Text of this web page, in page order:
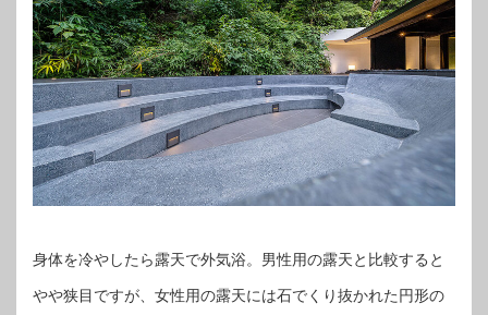
身体を冷やしたら露天で外気浴。男性用の露天と比較すると
やや狭目ですが、女性用の露天には石でくり抜かれた円形の